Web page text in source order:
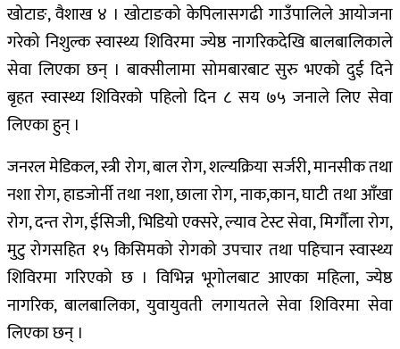
खोटाङ, वैशाख ४ । खोटाङको केपिलासगढी गाउँपालिले आयोजना
गरेको निशुल्क स्वास्थ्य शिविरमा ज्येष्ठ नागरिकदेखि बालबालिकाले
सेवा लिएका छन् । बाक्सीलामा सोमबारबाट सुरु भएको दुई दिने
बृहत स्वास्थ्य शिविरको पहिलो दिन ८ सय ७५ जनाले लिए सेवा
लिएका हुन् ।
जनरल मेडिकल, स्त्री रोग, बाल रोग, शल्यक्रिया सर्जरी, मानसीक तथा
नशा रोग, हाडजोर्नी तथा नशा, छाला रोग, नाक,कान, घाटी तथा आँखा
रोग, दन्त रोग, ईसिजी, भिडियो एक्सरे, ल्याव टेस्ट सेवा, मिर्गौला रोग,
मुटु रोगसहित १५ किसिमको रोगको उपचार तथा पहिचान स्वास्थ्य
शिविरमा गरिएको छ । विभिन्न भूगोलबाट आएका महिला, ज्येष्ठ
नागरिक, बालबालिका, युवायुवती लगायतले सेवा शिविरमा सेवा
लिएका छन् ।